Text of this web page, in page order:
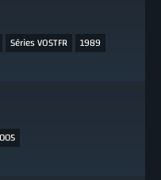
Séries VOSTFR 1989